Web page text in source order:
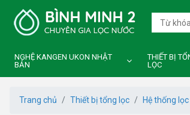
NGHỆ KANGEN UKON NHẬT
BẢN
THIẾT BỊ
LỌC
Trang chủ Thiết bị tổng lọc Hệ thống